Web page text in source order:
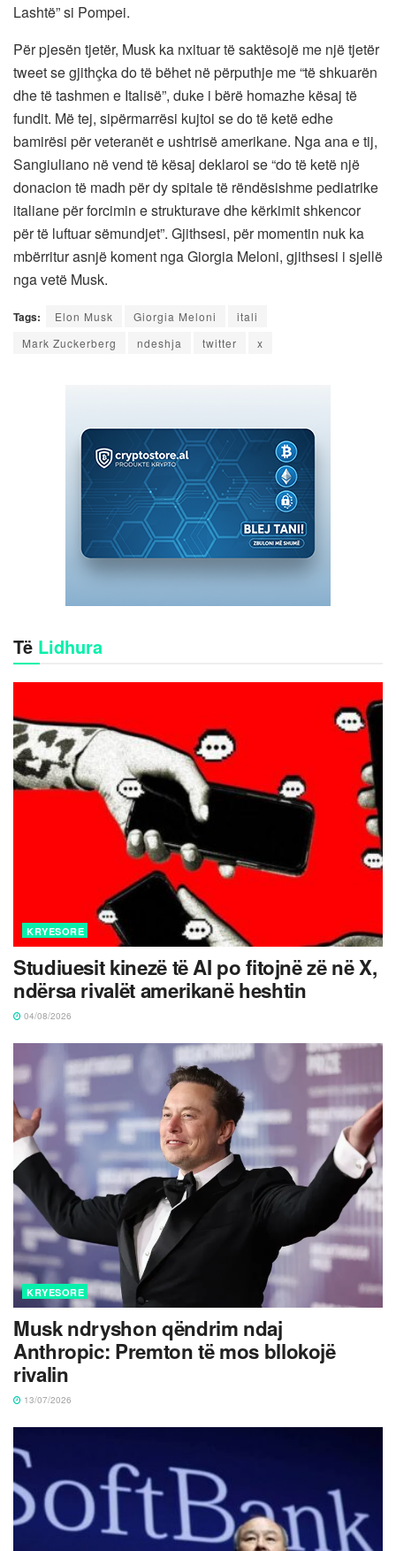
Lashtë” si Pompei.
Për pjesën tjetër, Musk ka nxituar të saktësojë me një tjetër
tweet se gjithçka do të bëhet në përputhje me “të shkuarën
dhe të tashmen e Italisë”, duke i bërë homazhe kësaj të
fundit. Më tej, sipërmarrësi kujtoi se do të ketë edhe
bamirësi për veteranët e ushtrisë amerikane. Nga ana e tij,
Sangiuliano në vend të kësaj deklaroi se “do të ketë një
donacion të madh për dy spitale të rëndësishme pediatrike
italiane për forcimin e strukturave dhe kërkimit shkencor
për të luftuar sëmundjet”. Gjithsesi, për momentin nuk ka
mbërritur asnjë koment nga Giorgia Meloni, gjithsesi i sjellë
nga vetë Musk.
Tags: Elon Musk Giorgia Meloni
itali
Mark Zuckerberg
ndeshja twitter x
Të Lidhura
KRYESORE
Studiuesit kinezë të AI po fitojnë zë në X,
ndërsa rivalët amerikanë heshtin
04/08/2026
KRYESORE
Musk ndryshon qëndrim ndaj
Anthropic: Premton të mos bllokojë
rivalin
13/07/2026